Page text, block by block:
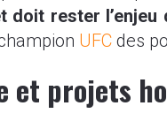
doit rester l’enjeu
UFC des
et projets